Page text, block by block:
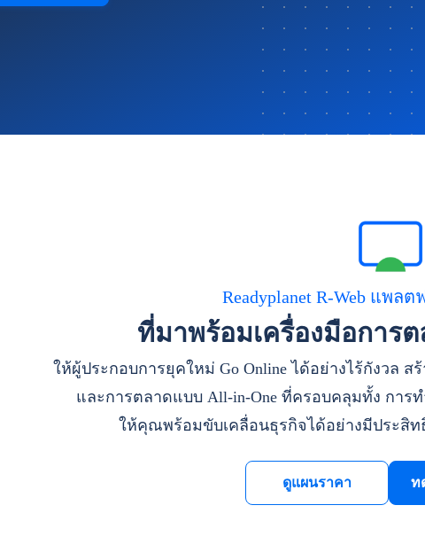
Readyplanet R-Web แพล
ที่มาพร้อมเครื่องมือการ
ให้ผู้ประกอบการยุคใหม่ Go Online ได้อย่างไร้กังวล ส
และการตลาดแบบ All-in-One ที่ครอบคลุมทั้ง กา
ให้คุณพร้อมขับเคลื่อนธุรกิจได้อย่างมีประสิ
ดูแผนราคา ท